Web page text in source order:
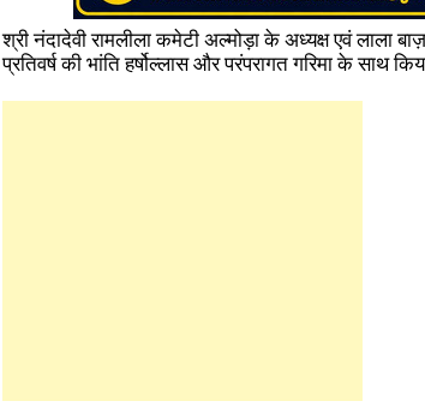
श्री नंदादेवी रामलीला कमेटी अल्मोड़ा के अध्यक्ष एवं लाला
प्रतिवर्ष की भांति हर्षोल्लास और परंपरागत गरिमा के साथ